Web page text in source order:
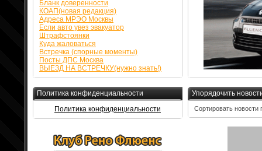
Упорядочить
Сортировать новости
Бланк доверенности
КОАП(новая редакция)
Адреса МРЭО Москвы
Если авто увез эвакуатор
Штрафстоянки
Куда жаловаться
Встречка (спорные моменты)
Посты ДПС Москва
ВЫЕЗД НА ВСТРЕЧКУ(нужно знать!)
Политика конфиденциальности
Политика конфиденциальности